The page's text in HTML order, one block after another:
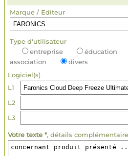
Marque / Editeur
Type d'utilisateur
entreprise
éducation
association
divers
Logiciel(s)
L1
L2
L3
Votre texte *, détails